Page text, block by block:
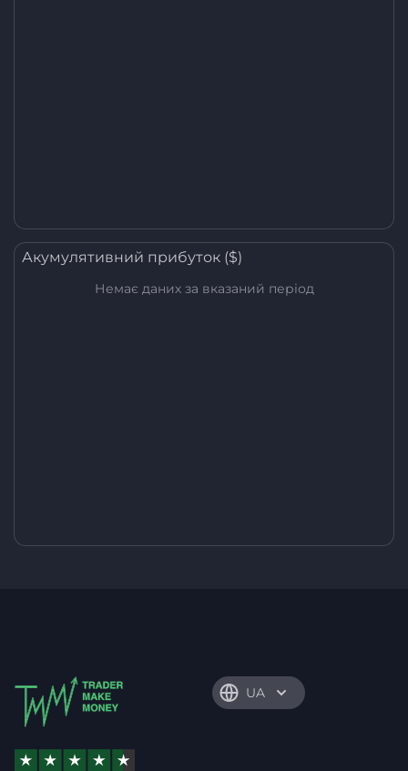
Акумулятивний прибуток ($)
Немає даних за вказаний період
UA